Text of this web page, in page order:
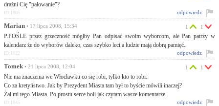
drażni Cię "pałowanie"?
odpowiedz
ID:1805
Marian • 17 lipca 2008, 15:34
P.POŚLE przez grzeczność mógłby Pan odpisać swoim wyborcom, ale Pan patrzy w
kalendarz że do wyborów daleko, czas szybko leci a ludzie mają dobrą pamięć..
1 1
odpowiedz
ID:1822
Tomek • 21 lipca 2008, 12:04
Nie ma znaczenia we Włocławku co się robi, tylko kto to robi.
Co za kretyństwo. Jak by Prezydent Miasta tam był to byście mówili inaczej?
Żal mi tego Miasta. Po prostu serce boli jak czytam wasze komentarze.
1 1
odpowiedz
ID:1845